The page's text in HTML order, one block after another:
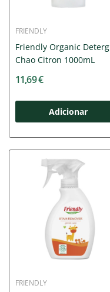
FRIENDLY
Friendly Organic Deterg
Chao Citron 1000mL
11,69 €
Adicionar
FRIENDLY